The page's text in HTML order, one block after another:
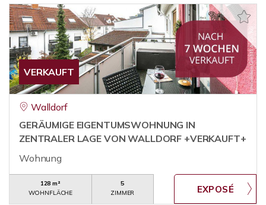
VERKAUFT
Walldorf
GERÄUMIGE EIGENTUMSWOHNUNG IN
ZENTRALER LAGE VON WALLDORF +VERKAUFT+
Wohnung
128 m²
WOHNFLÄCHE
5
ZIMMER